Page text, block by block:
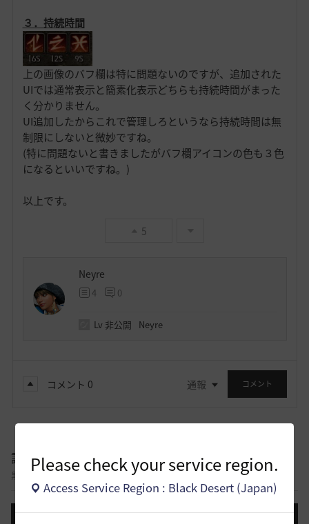
Please check your service region.
Access Service Region : Black Desert (Japan)
３．持続時間
上の画像のバフ欄は特に問題ないのですが、追加された
UIでは通常表示と簡素化表示どちらも持続時間がまった
く分かりません。
UI追加したからこれで管理しろというなら持続時間は無
制限にしないと微妙ですね。
(特に問題ないと書きましたがバフ欄アイコンの色も３色
になるといいですね。)
以上です。
5
Neyre
4 0
Lv 非公開 Neyre
コメント 0 通報 コメント
議論掲示板
黒い砂漠コンテンツについて意見を交わすことができる議論掲示板です。
投稿する